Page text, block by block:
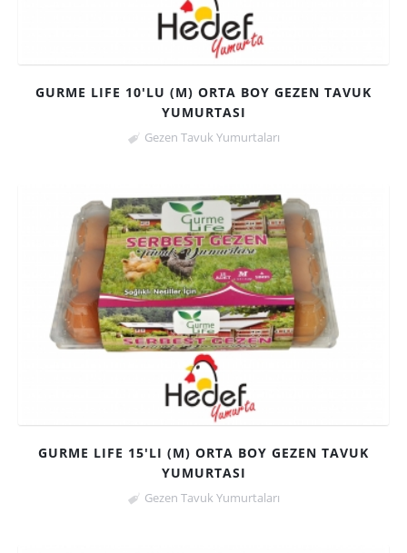
GURME LIFE 10'LU (M) ORTA BOY GEZEN TAVUK
YUMURTASI
Gezen Tavuk Yumurtaları
GURME LIFE 15'LI (M) ORTA BOY GEZEN TAVUK
YUMURTASI
Gezen Tavuk Yumurtaları